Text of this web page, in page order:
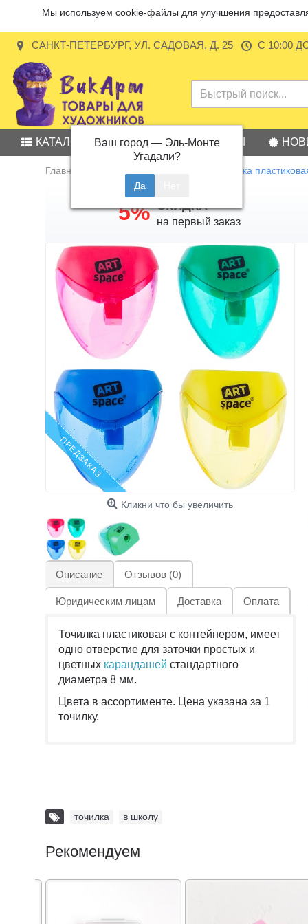
Мы используем cookie-файлы для улучшения
САНКТ-ПЕТЕРБУРГ, УЛ. САДОВАЯ, Д. 25 С 10:00
Ваш город — Эль-Монте
Угадали?
КАТАЛОГ АКЦИИ БРЕНДЫ
Главная Точилка
5% СКИДКА
на первый заказ
ПРЕДЗАКАЗ
Кликни что бы увеличить
Описание Отзывов (0)
Юридическим лицам Доставка Оплата
Точилка пластиковая с контейнером, имеет
одно отверстие для заточки простых и
цветных карандашей стандартного
диаметра 8 мм.
Цвета в ассортименте. Цена указана за 1
точилку.
точилка в школу
Рекомендуем